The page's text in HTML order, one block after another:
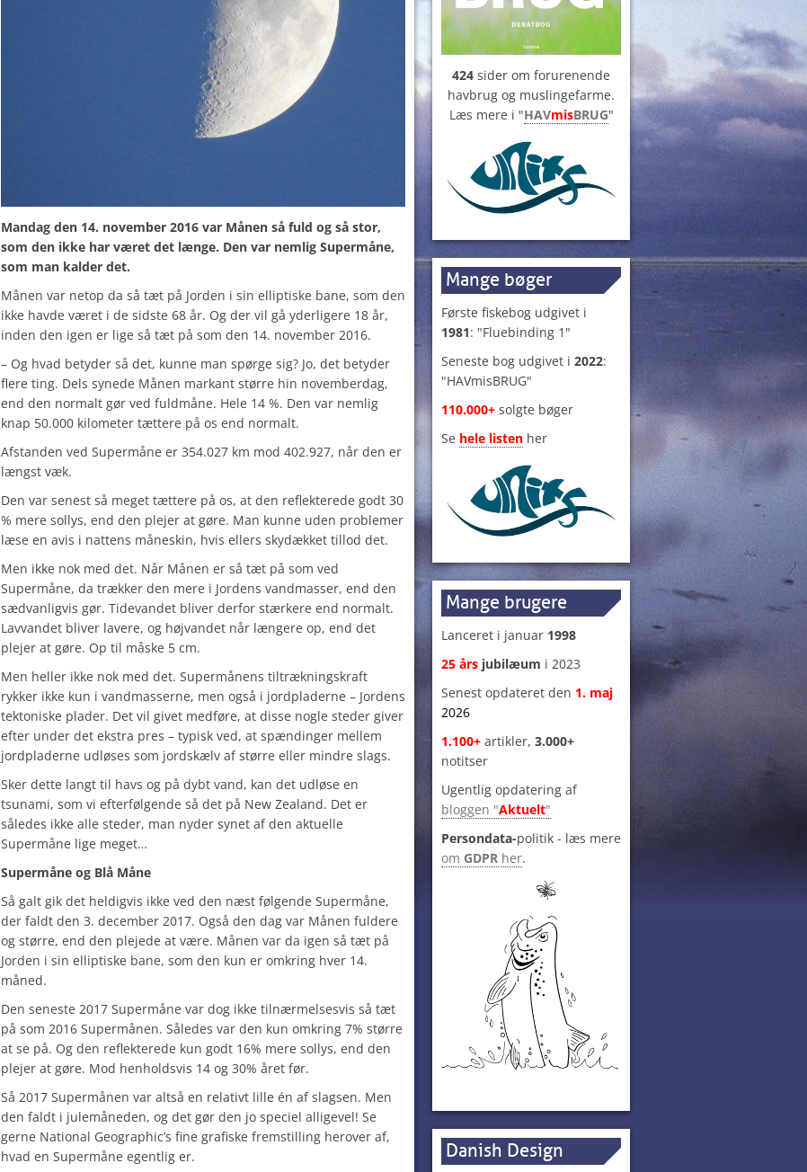
Mandag den 14. november 2016 var Månen så fuld og så stor,
som den ikke har været det længe. Den var nemlig Supermåne,
som man kalder det.
Månen var netop da så tæt på Jorden i sin elliptiske bane, som den
ikke havde været i de sidste 68 år. Og der vil gå yderligere 18 år,
inden den igen er lige så tæt på som den 14. november 2016.
– Og hvad betyder så det, kunne man spørge sig? Jo, det betyder
flere ting. Dels synede Månen markant større hin novemberdag,
end den normalt gør ved fuldmåne. Hele 14 %. Den var nemlig
knap 50.000 kilometer tættere på os end normalt.
Afstanden ved Supermåne er 354.027 km mod 402.927, når den er
længst væk.
Den var senest så meget tættere på os, at den reflekterede godt 30
% mere sollys, end den plejer at gøre. Man kunne uden problemer
læse en avis i nattens måneskin, hvis ellers skydækket tillod det.
Men ikke nok med det. Når Månen er så tæt på som ved
Supermåne, da trækker den mere i Jordens vandmasser, end den
sædvanligvis gør. Tidevandet bliver derfor stærkere end normalt.
Lavvandet bliver lavere, og højvandet når længere op, end det
plejer at gøre. Op til måske 5 cm.
Men heller ikke nok med det. Supermånens tiltrækningskraft
rykker ikke kun i vandmasserne, men også i jordpladerne – Jordens
tektoniske plader. Det vil givet medføre, at disse nogle steder giver
efter under det ekstra pres – typisk ved, at spændinger mellem
jordpladerne udløses som jordskælv af større eller mindre slags.
Sker dette langt til havs og på dybt vand, kan det udløse en
tsunami, som vi efterfølgende så det på New Zealand. Det er
således ikke alle steder, man nyder synet af den aktuelle
Supermåne lige meget…
Supermåne og Blå Måne
Så galt gik det heldigvis ikke ved den næst følgende Supermåne,
der faldt den 3. december 2017. Også den dag var Månen fuldere
og større, end den plejede at være. Månen var da igen så tæt på
Jorden i sin elliptiske bane, som den kun er omkring hver 14.
måned.
Den seneste 2017 Supermåne var dog ikke tilnærmelsesvis så tæt
på som 2016 Supermånen. Således var den kun omkring 7% større
at se på. Og den reflekterede kun godt 16% mere sollys, end den
plejer at gøre. Mod henholdsvis 14 og 30% året før.
Så 2017 Supermånen var altså en relativt lille én af slagsen. Men
den faldt i julemåneden, og det gør den jo speciel alligevel! Se
gerne National Geographic’s fine grafiske fremstilling herover af,
hvad en Supermåne egentlig er.
424 sider om forurenende
havbrug og muslingefarme.
Læs mere i "HAVmisBRUG"
Mange bøger
Første fiskebog udgivet i
1981: "Fluebinding 1"
Seneste bog udgivet i 2022:
"HAVmisBRUG"
110.000+ solgte bøger
Se hele listen her
Mange brugere
Lanceret i januar 1998
25 års jubilæum i 2023
Senest opdateret den 1. maj
2026
1.100+ artikler, 3.000+
notitser
Ugentlig opdatering af
bloggen "Aktuelt"
Persondata-politik - læs mere
om GDPR her.
Danish Design